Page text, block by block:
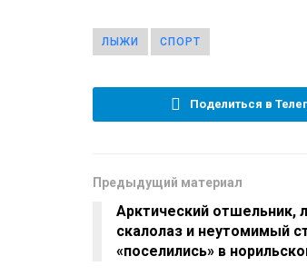
ЛЫЖИ СПОРТ
Поделиться в
Предыдущий материал
Арктический отшельник,
скалолаз и неутомимый
«поселились» в